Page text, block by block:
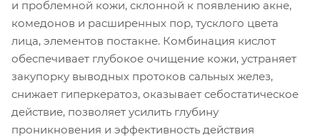
и проблемной кожи, склонной к появлению акне,
комедонов и расширенных пор, тусклого цвета
лица, элементов постакне. Комбинация кислот
обеспечивает глубокое очищение кожи, устраняет
закупорку выводных протоков сальных желез,
снижает гиперкератоз, оказывает себостатическое
действие, позволяет усилить глубину
проникновения и эффективность действия